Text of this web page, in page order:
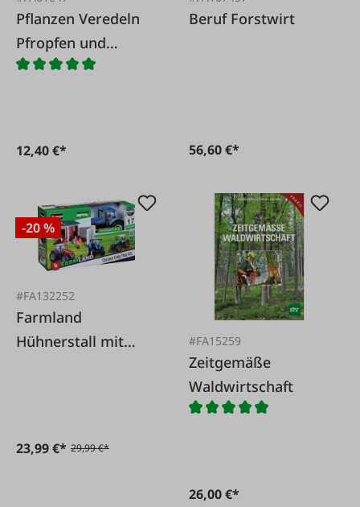
Pflanzen Veredeln
Pfropfen und
okulieren
12,40 €*
Beruf Forstwirt
56,60 €*
-20 %
#FA132252
Farmland
Hühnerstall mit
23,99 €* 29,99 €*
#FA15259
Zeitgemäße
Waldwirtschaft
26,00 €*